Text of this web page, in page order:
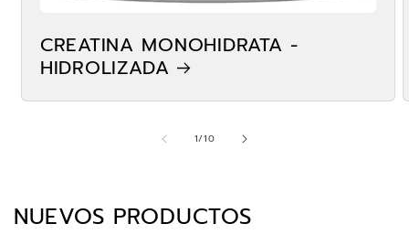
CREATINA MONOHIDRATA -
HIDROLIZADA
1/DE
10
NUEVOS PRODUCTOS